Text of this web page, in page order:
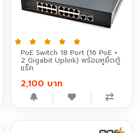
PoE Switch 18 Port (16 PoE +
2 Gigabit Uplink) พร้อมหูยึดตู้
แร็ค
2,100 บาท